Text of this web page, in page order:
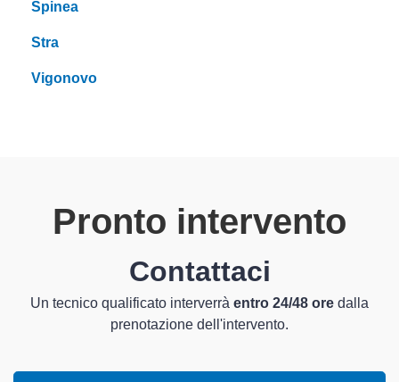
Spinea
Stra
Vigonovo
Pronto intervento
Contattaci
Un tecnico qualificato interverrà entro 24/48 ore dalla
prenotazione dell'intervento.